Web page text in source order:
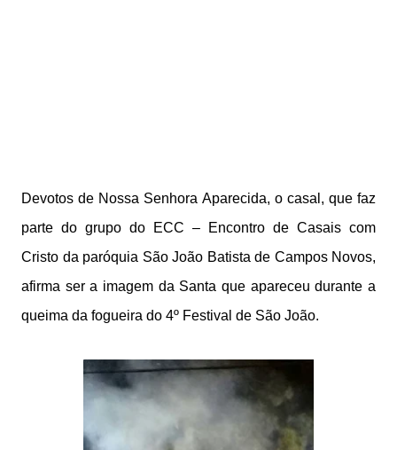
Devotos de Nossa Senhora Aparecida, o casal, que faz
parte do grupo do ECC – Encontro de Casais com
Cristo da paróquia São João Batista de Campos Novos,
afirma ser a imagem da Santa que apareceu durante a
queima da fogueira do 4º Festival de São João.